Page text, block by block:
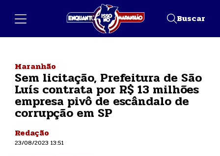
Buscar
Maranhão
Sem licitação, Prefeitura de São
Luís contrata por R$ 13 milhões
empresa pivô de escândalo de
corrupção em SP
Redação
23/08/2023 13:51